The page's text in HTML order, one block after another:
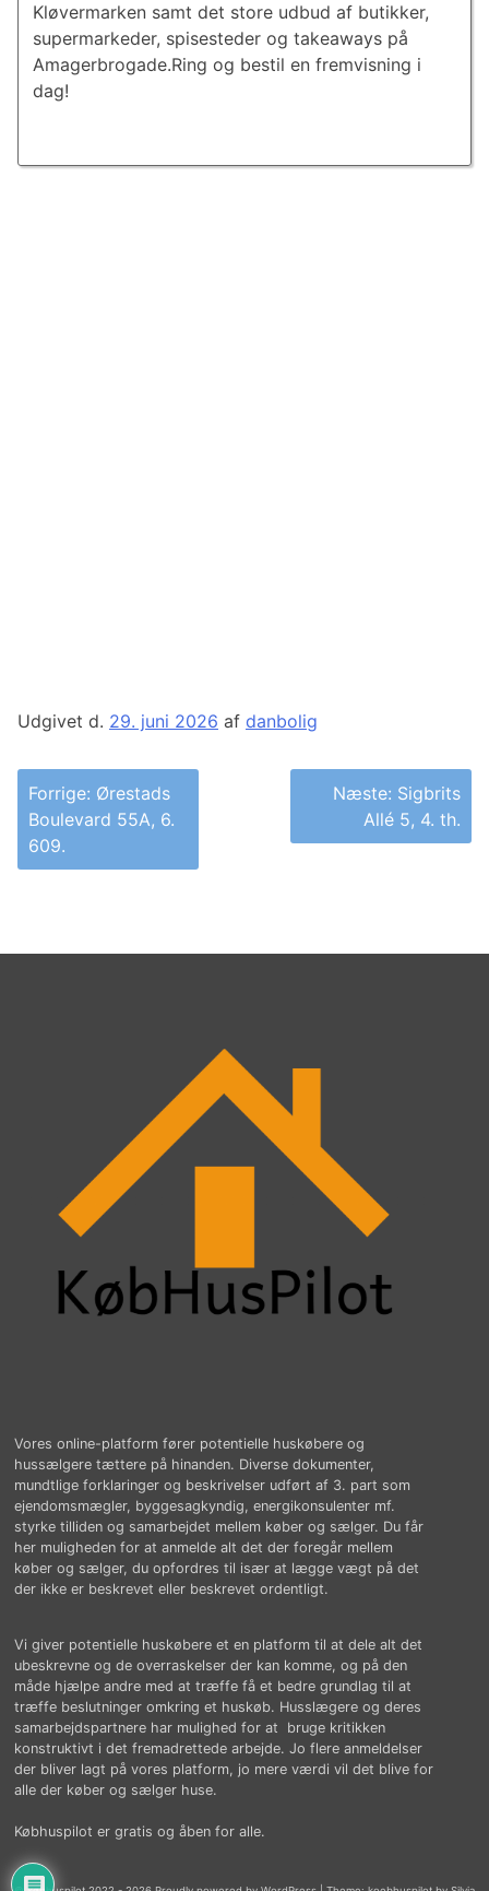
Kløvermarken samt det store udbud af butikker,
supermarkeder, spisesteder og takeaways på
Amagerbrogade.Ring og bestil en fremvisning i
dag!
Udgivet d. 29. juni 2026 af danbolig
Indlægsnavigation
Forrige: Ørestads
Boulevard 55A, 6.
609.
Næste: Sigbrits
Allé 5, 4. th.
Vores online-platform fører potentielle huskøbere og
hussælgere tættere på hinanden. Diverse dokumenter,
mundtlige forklaringer og beskrivelser udført af 3. part som
ejendomsmægler, byggesagkyndig, energikonsulenter mf.
styrke tilliden og samarbejdet mellem køber og sælger. Du får
her muligheden for at anmelde alt det der foregår mellem
køber og sælger, du opfordres til især at lægge vægt på det
der ikke er beskrevet eller beskrevet ordentligt.
Vi giver potentielle huskøbere et en platform til at dele alt det
ubeskrevne og de overraskelser der kan komme, og på den
måde hjælpe andre med at træffe få et bedre grundlag til at
træffe beslutninger omkring et huskøb. Husslægere og deres
samarbejdspartnere har mulighed for at bruge kritikken
konstruktivt i det fremadrettede arbejde. Jo flere anmeldelser
der bliver lagt på vores platform, jo mere værdi vil det blive for
alle der køber og sælger huse.
Købhuspilot er gratis og åben for alle.